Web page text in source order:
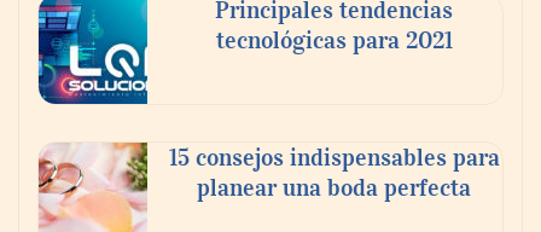
En el Día de la Cerveza, Grupo Modelo
mundo elige para reunirse: 7 de cada 10 la
escogen
Principales tendencias
tecnológicas para 2021
15 consejos indispensables para
planear una boda perfecta